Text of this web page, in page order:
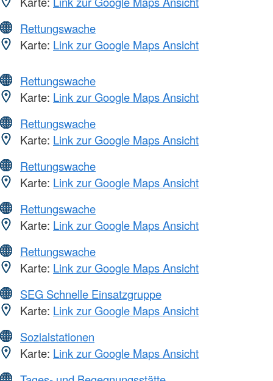
Rettungswache
Karte: Link zur Google Maps Ansicht
Rettungswache
Karte: Link zur Google Maps Ansicht
Rettungswache
Karte: Link zur Google Maps Ansicht
Rettungswache
Karte: Link zur Google Maps Ansicht
Rettungswache
Karte: Link zur Google Maps Ansicht
Rettungswache
Karte: Link zur Google Maps Ansicht
SEG Schnelle Einsatzgruppe
Karte: Link zur Google Maps Ansicht
Sozialstationen
Karte: Link zur Google Maps Ansicht